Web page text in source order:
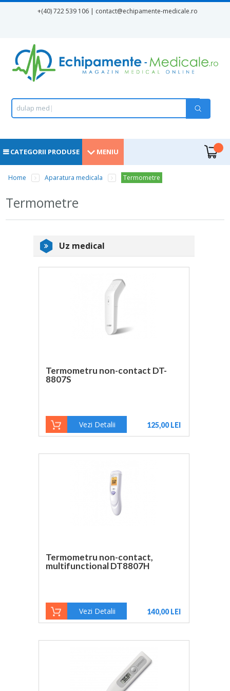
+(40) 722 539 106 | contact@echipamente-medicale.ro
Formular de căutare
Căutare
.dulap med ic
MENIU
CATEGORII PRODUSE
Eşti aici
Home Aparatura medicala Termometre
Termometre
Uz medical
Termometru non-contact DT-
8807S
Vezi Detalii 125,00 LEI
Termometru non-contact,
multifunctional DT8807H
Vezi Detalii 140,00 LEI